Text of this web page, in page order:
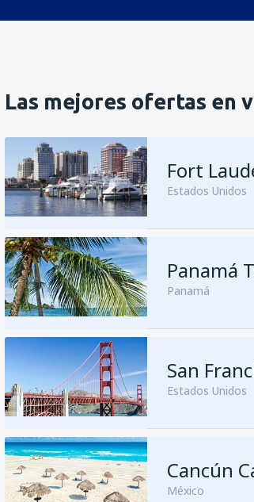
Las mejores ofertas en
Estados Unidos
Panamá
Panamá
Estados Unidos
México